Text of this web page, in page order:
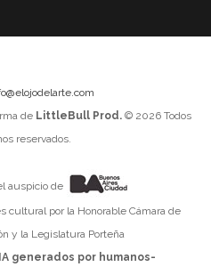
de LittleBull Prod.© 2026 Todos
reservados.
auspicio de
cultural por la Honorable Cámara de
y la Legislatura Porteña
generados por humanos-